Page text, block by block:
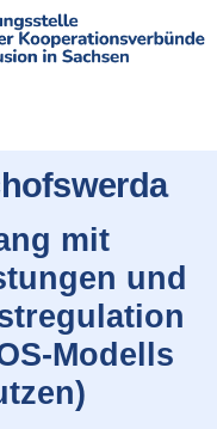
mit
und
Modells